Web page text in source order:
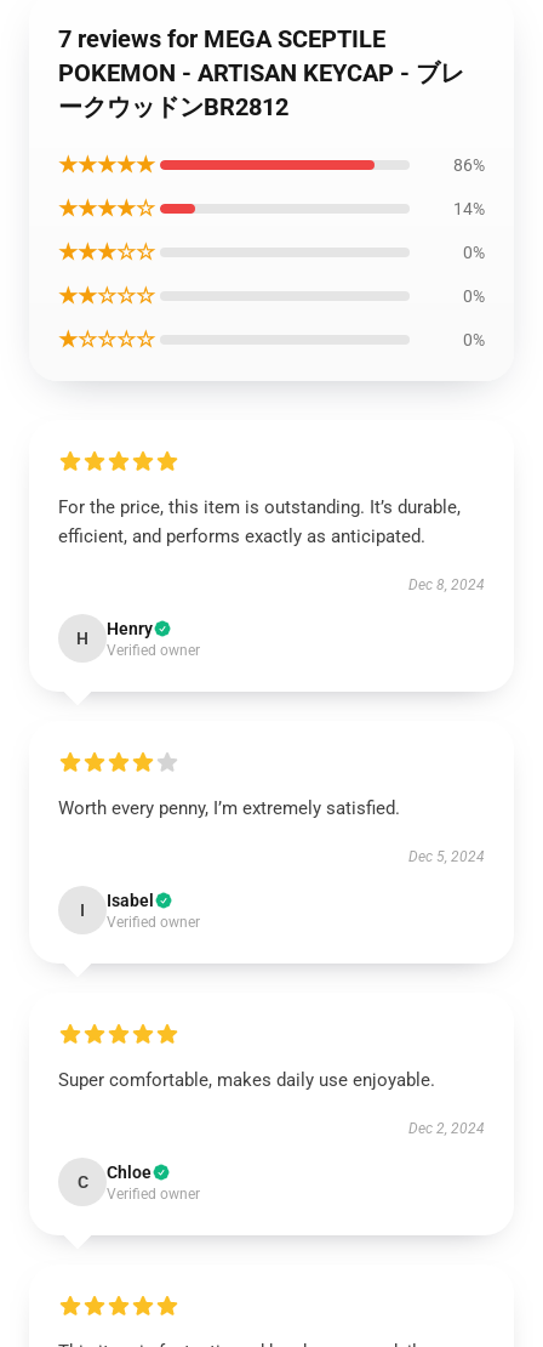
7 reviews for MEGA SCEPTILE
POKEMON - ARTISAN KEYCAP - ブレ
ークウッドンBR2812
★★★★★ 86%
★★★★☆ 14%
★★★☆☆ 0%
★★☆☆☆ 0%
★☆☆☆☆ 0%
For the price, this item is outstanding. It’s durable,
efficient, and performs exactly as anticipated.
Dec 8, 2024
H Henry
Verified owner
Worth every penny, I’m extremely satisfied.
Dec 5, 2024
I Isabel
Verified owner
Super comfortable, makes daily use enjoyable.
Dec 2, 2024
C Chloe
Verified owner